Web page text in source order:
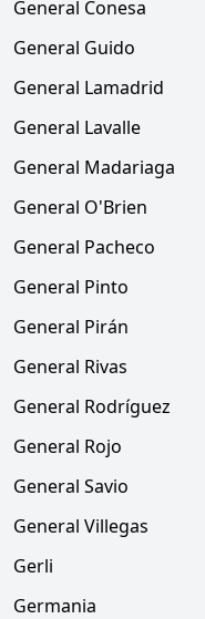
General Conesa
General Guido
General Lamadrid
General Lavalle
General Madariaga
General O'Brien
General Pacheco
General Pinto
General Pirán
General Rivas
General Rodríguez
General Rojo
General Savio
General Villegas
Gerli
Germania